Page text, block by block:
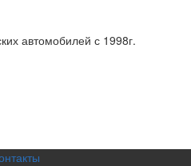
автомобилей с 1998г.